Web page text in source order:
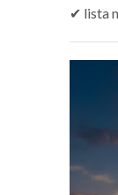
✔ lista